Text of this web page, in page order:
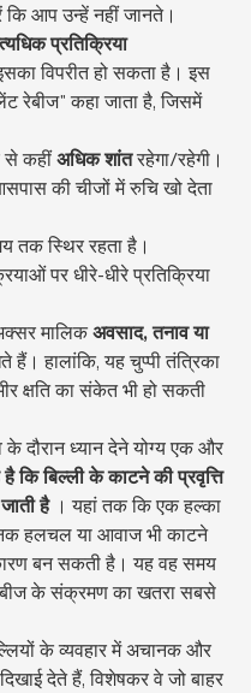
कि आप उन्हें नहीं जानते।
प्रतिक्रिया
विपरीत हो सकता है। इस
रेबीज" कहा जाता है, जिसमें
से कहीं अधिक शांत रहेगा/रहेगी।
की चीजों में रुचि खो देता
तक स्थिर रहता है।
पर धीरे-धीरे प्रतिक्रिया
मालिक अवसाद, तनाव या
हालांकि, यह चुप्पी तंत्रिका
क्षति का संकेत भी हो सकती
के दौरान ध्यान देने योग्य एक और
कि बिल्ली के काटने की प्रवृत्ति
है । यहां तक कि एक हल्का
हलचल या आवाज भी काटने
बन सकती है। यह वह समय
के संक्रमण का खतरा सबसे
के व्यवहार में अचानक और
देते हैं, विशेषकर वे जो बाहर